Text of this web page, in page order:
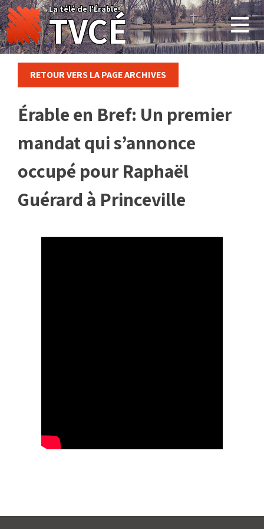
Skip
to
content
La télé de l'Érable!
TVCÉ
RETOUR VERS LA PAGE ARCHIVES
Érable en Bref: Un premier
mandat qui s’annonce
occupé pour Raphaël
Guérard à Princeville